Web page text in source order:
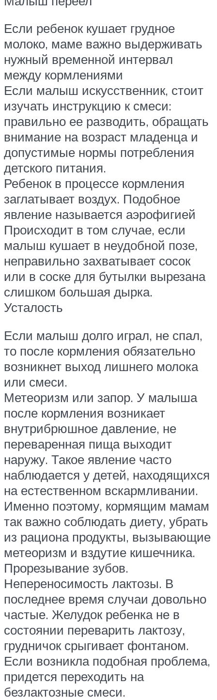
Если ребенок кушает грудное
молоко, маме важно выдерживать
нужный временной интервал
между кормлениями
Если малыш искусственник, стоит
изучать инструкцию к смеси:
правильно ее разводить, обращать
внимание на возраст младенца и
допустимые нормы потребления
детского питания.
Ребенок в процессе кормления
заглатывает воздух. Подобное
явление называется аэрофигией
Происходит в том случае, если
малыш кушает в неудобной позе,
неправильно захватывает сосок
или в соске для бутылки вырезана
слишком большая дырка.
Усталость
Если малыш долго играл, не спал,
то после кормления обязательно
возникнет выход лишнего молока
или смеси.
Метеоризм или запор. У малыша
после кормления возникает
внутрибрюшное давление, не
переваренная пища выходит
наружу. Такое явление часто
наблюдается у детей, находящихся
на естественном вскармливании.
Именно поэтому, кормящим мамам
так важно соблюдать диету, убрать
из рациона продукты, вызывающие
метеоризм и вздутие кишечника.
Прорезывание зубов.
Непереносимость лактозы. В
последнее время случаи довольно
частые. Желудок ребенка не в
состоянии переварить лактозу,
грудничок срыгивает фонтаном.
Если возникла подобная проблема,
придется переходить на
безлактозные смеси.